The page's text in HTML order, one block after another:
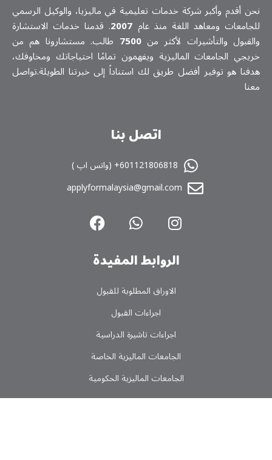
أقدم وأكبر شركة خدمات تعلیمیة في ماليزيا، والوكيل الرسمي
ومعاهد اللغة منذ عام 2007. قدمنا خدمات الاستشارة
والتأشيرات لأكثر من 7500طالب. مستشارونا هم من
الجامعات الماليزية ويفهمون تمامًا احتياجاتك ومخاوفك،
هو توفير أفضل طريق لك استناداً إلى خبرتنا الطويلة.تواصل
اتصل بنا
601121806818+ (واتس اپ )
applyformalaysia@gmail.com
الروابط المفیدة
الاوراق المطلوبة للقبول
اجراءات القبول
اجراءات تاشیرة الدراسیة
الجامعات المالیزیة الخاصة
الجامعات المالیزیة الحکومیة